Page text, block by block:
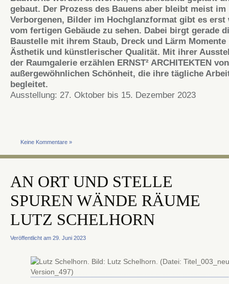
gebaut. Der Prozess des Bauens aber bleibt meist im
Verborgenen, Bilder im Hochglanzformat gibt es erst
vom fertigen Gebäude zu sehen. Dabei birgt gerade
Baustelle mit ihrem Staub, Dreck und Lärm Momente
Ästhetik und künstlerischer Qualität. Mit ihrer
der Raumgalerie erzählen ERNST² ARCHITEKTEN
außergewöhnlichen Schönheit, die ihre tägliche
begleitet.
Ausstellung: 27. Oktober bis 15. Dezember 2023
Keine Kommentare »
AN ORT UND STELLE
SPUREN WÄNDE RÄUME
LUTZ SCHELHORN
Veröffentlicht am 29. Juni 2023